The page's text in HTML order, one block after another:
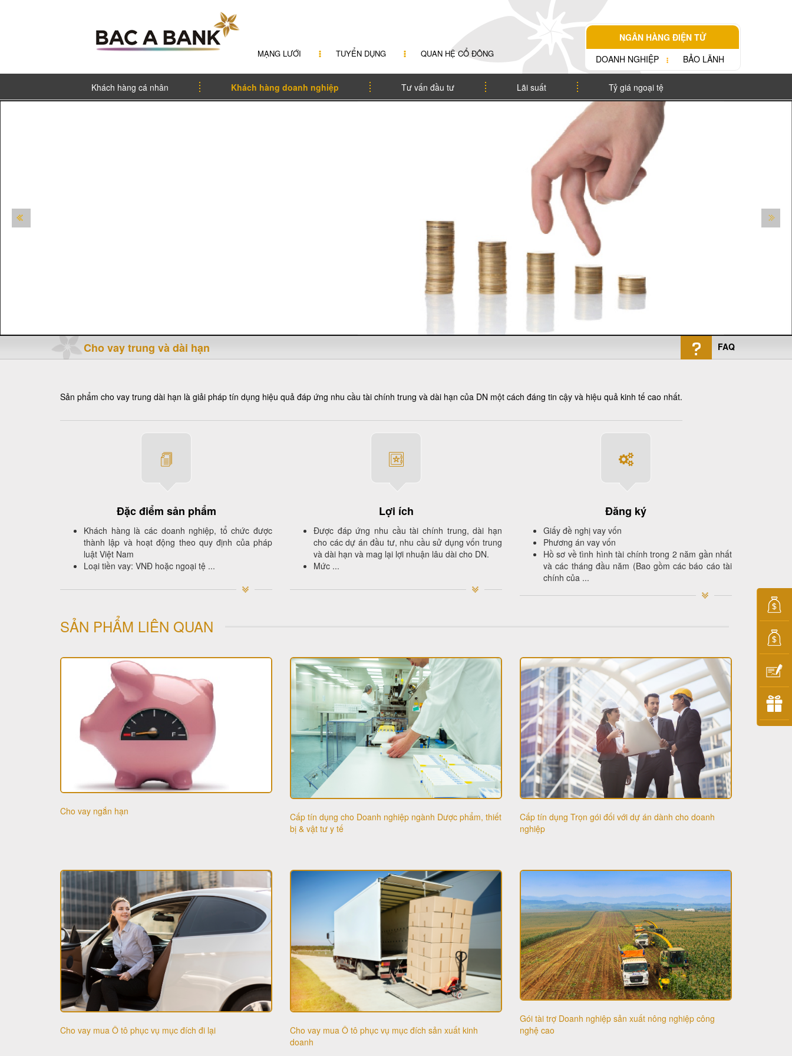
MẠNG LƯỚI TUYỂN DỤNG QUAN HỆ CỔ ĐÔNG
NGÂN HÀNG ĐIỆN TỬ
DOANH NGHIỆP
BẢO LÃNH
Khách hàng cá nhân Khách hàng doanh nghiệp Tư vấn đầu tư Lãi suất Tỷ giá ngoại tệ
Cho vay trung và dài hạn FAQ
Sản phẩm cho vay trung dài hạn là giải pháp tín dụng hiệu quả đáp ứng nhu cầu tài chính trung và dài hạn của DN một cách đáng tin cậy và hiệu quả kinh tế cao nhất.
Đặc điểm sản phẩm
Khách hàng là các doanh nghiệp, tổ chức được
thành lập và hoạt động theo quy định của pháp
luật Việt Nam
Loại tiền vay: VNĐ hoặc ngoại tệ ...
Lợi ích
Được đáp ứng nhu cầu tài chính trung, dài hạn
cho các dự án đầu tư, nhu cầu sử dụng vốn trung
và dài hạn và mag lại lợi nhuận lâu dài cho DN.
Mức ...
Đăng ký
Giấy đề nghị vay vốn
Phương án vay vốn
Hồ sơ về tình hình tài chính trong 2 năm gần nhất
và các tháng đầu năm (Bao gồm các báo cáo tài
chính của ...
SẢN PHẨM LIÊN QUAN
Cho vay ngắn hạn
Cấp tín dụng cho Doanh nghiệp ngành Dược phẩm, thiết
bị & vật tư y tế
Cấp tín dụng Trọn gói đối với dự án dành cho doanh
nghiệp
Cho vay mua Ô tô phục vụ mục đích đi lại
Cho vay mua Ô tô phục vụ mục đích sản xuất kinh
doanh
Gói tài trợ Doanh nghiệp sản xuất nông nghiệp công
nghệ cao